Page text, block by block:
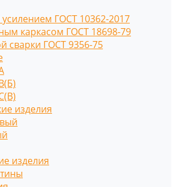
ГОСТ 10362-2017
каркасом ГОСТ 18698-79
сварки ГОСТ 9356-75
изделия
изделия